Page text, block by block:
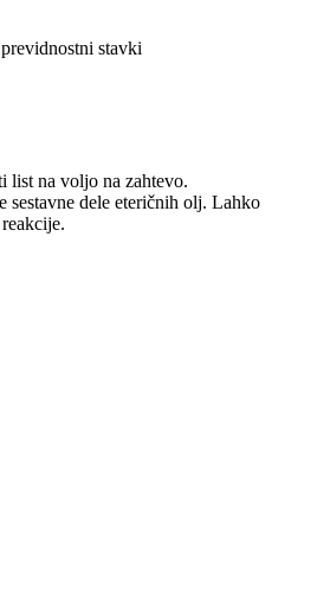
stavki
list na voljo na zahtevo.
sestavne dele eteričnih olj. Lahko